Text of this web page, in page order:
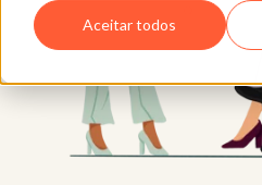
Aceitar todos